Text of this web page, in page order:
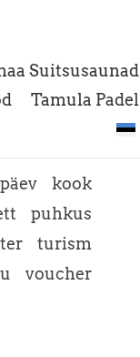
Suitsusaunad
Tamula Padel
kook
puhkus
turism
voucher